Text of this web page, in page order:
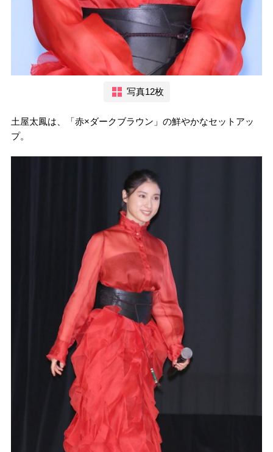
写真12枚
土屋太鳳は、「赤×ダークブラウン」の鮮やかなセットアッ
プ。